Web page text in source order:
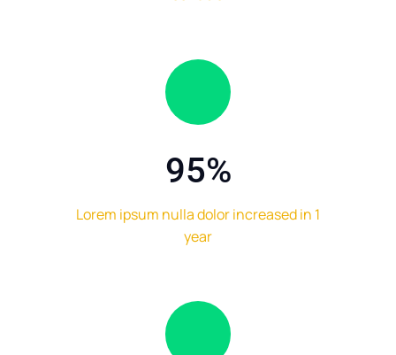
95%
Lorem ipsum nulla dolor increased in 1
year